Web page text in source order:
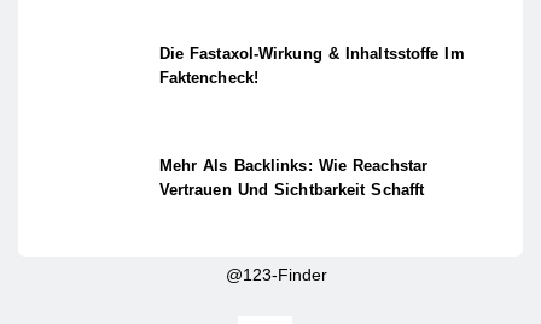
Die Fastaxol-Wirkung & Inhaltsstoffe Im
Faktencheck!
Mehr Als Backlinks: Wie Reachstar
Vertrauen Und Sichtbarkeit Schafft
@123-Finder